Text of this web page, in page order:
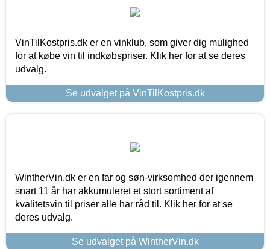
VinTilKostpris.dk er en vinklub, som giver dig mulighed
for at købe vin til indkøbspriser. Klik her for at se deres
udvalg.
Se udvalget på VinTilKostpris.dk
WintherVin.dk er en far og søn-virksomhed der igennem
snart 11 år har akkumuleret et stort sortiment af
kvalitetsvin til priser alle har råd til. Klik her for at se
deres udvalg.
Se udvalget på WintherVin.dk